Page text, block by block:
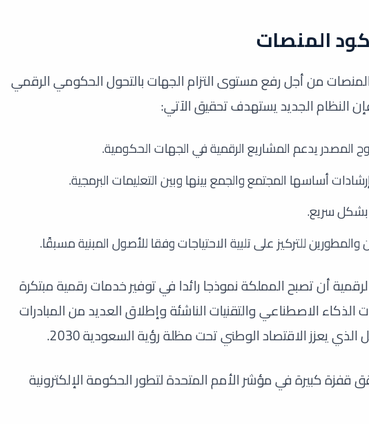
المنصات
من أجل رفع مستوى التزام الجهات بالتحول الحكومي الرقمي
النظام الجديد يستهدف تحقيق الآتي:
المصدر يدعم المشاريع الرقمية في الجهات الحكومية.
أساسها المجتمع والجمع بينها وبين التعليمات البرمجية.
بشكل سريع.
للتركيز على تلبية الاحتياجات وفقا للأصول المبنية مسبقًا.
أن تصبح المملكة نموذجا رائدا في توفير خدمات رقمية مبتكرة
الذكاء الاصطناعي والتقنيات الناشئة وإطلاق العديد من المبادرات
الذي يعزز الاقتصاد الوطني تحت مظلة رؤية السعودية 2030.
قفزة كبيرة في مؤشر الأمم المتحدة لتطور الحكومة الإلكترونية